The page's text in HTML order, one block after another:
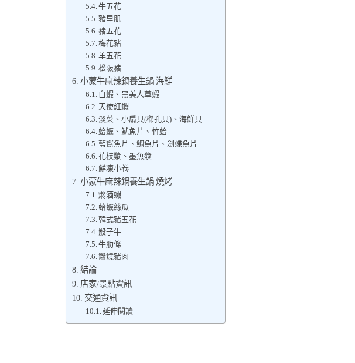
牛五花
豬里肌
豬五花
梅花豬
羊五花
松阪豬
小蒙牛麻辣鍋養生鍋|海鮮
白蝦、黑美人草蝦
天使紅蝦
淡菜、小扇貝(櫛孔貝)、海鮮貝
蛤蠣、魷魚片、竹蛤
藍鯊魚片、鯛魚片、劍蝶魚片
花枝漿、墨魚漿
鮮凍小卷
小蒙牛麻辣鍋養生鍋|燒烤
燜酒蝦
蛤蠣絲瓜
韓式豬五花
骰子牛
牛肋條
醬燒豬肉
結論
店家/景點資訊
交通資訊
延伸閱讀